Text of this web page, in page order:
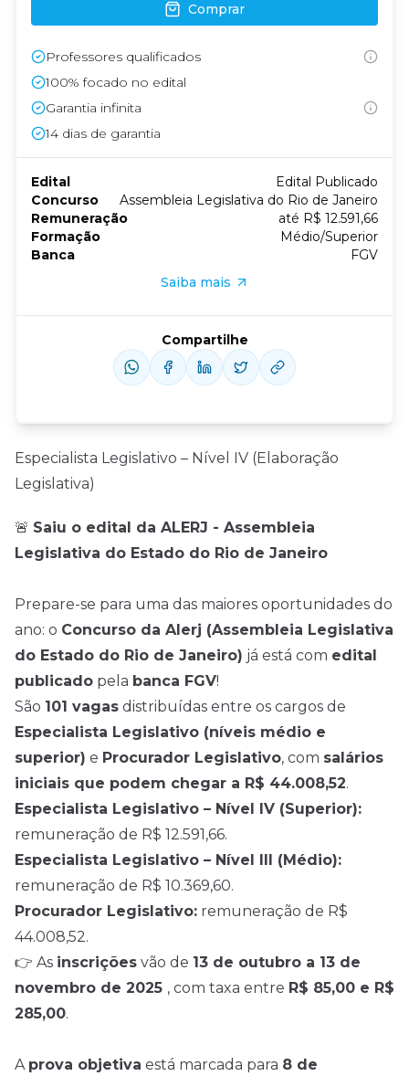
Especialista Legislativo – Nível IV (Elaboração
Legislativa)
🚨 Saiu o edital da ALERJ - Assembleia
Legislativa do Estado do Rio de Janeiro
Prepare-se para uma das maiores oportunidades do
ano: o Concurso da Alerj (Assembleia Legislativa
do Estado do Rio de Janeiro) já está com edital
publicado pela banca FGV!
São 101 vagas distribuídas entre os cargos de
Especialista Legislativo (níveis médio e
superior) e Procurador Legislativo, com salários
iniciais que podem chegar a R$ 44.008,52.
Especialista Legislativo – Nível IV (Superior):
remuneração de R$ 12.591,66.
Especialista Legislativo – Nível III (Médio):
remuneração de R$ 10.369,60.
Procurador Legislativo: remuneração de R$
44.008,52.
👉 As inscrições vão de 13 de outubro a 13 de
novembro de 2025 , com taxa entre R$ 85,00 e R$
285,00.
A prova objetiva está marcada para 8 de
Comprar
Professores qualificados
100% focado no edital
Garantia infinita
14 dias de garantia
Edital
Edital Publicado
Concurso
Assembleia Legislativa do Rio de Janeiro
Remuneração
até R$ 12.591,66
Formação
Médio/Superior
Banca
FGV
Saiba mais
Compartilhe